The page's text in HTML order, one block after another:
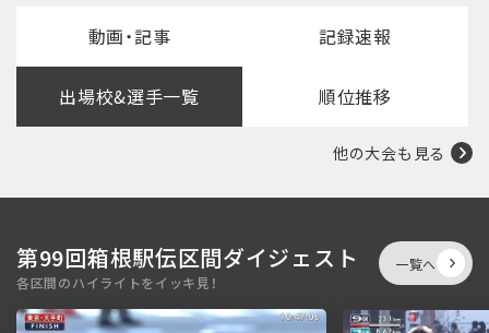
動画・記事 記録速報
出場校&選手一覧 順位推移
他の大会も見る
第99回箱根駅伝区間ダイジェスト
各区間のハイライトをイッキ見！
一覧へ